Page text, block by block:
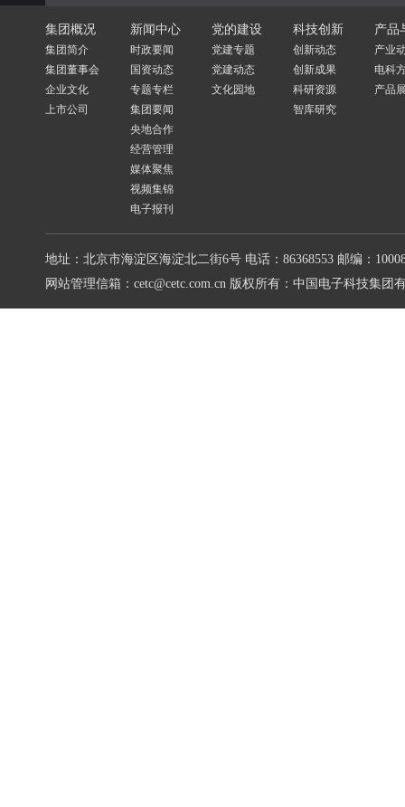
集团概况
集团简介
集团董事会
企业文化
上市公司
新闻中心
时政要闻
国资动态
专题专栏
集团要闻
央地合作
经营管理
媒体聚焦
视频集锦
电子报刊
党的建设
党建专题
党建动态
文化园地
科技创新
创新动态
创新成果
科研资源
智库研究
产品
产业
电科
产品
地址：北京市海淀区海淀北二街6号 电话：86368553 邮编：
网站管理信箱：cetc@cetc.com.cn 版权所有：中国电子科技集团